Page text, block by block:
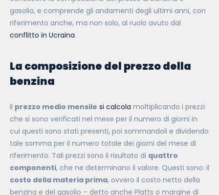
gasolio, e comprende gli andamenti degli ultimi anni, con
riferimento anche, ma non solo, al ruolo avuto dal
conflitto in Ucraina.
La composizione del prezzo della
benzina
Il prezzo medio mensile si calcola moltiplicando i prezzi
che si sono verificati nel mese per il numero di giorni in
cui questi sono stati presenti, poi sommandoli e dividendo
tale somma per il numero totale dei giorni del mese di
riferimento. Tali prezzi sono il risultato di quattro
componenti, che ne determinano il valore. Questi sono: il
costo della materia prima, ovvero il costo netto della
benzina e del gasolio – detto anche Platts o margine di